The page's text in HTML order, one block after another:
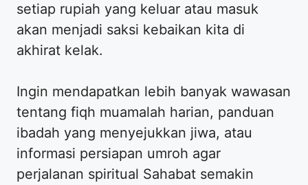
setiap rupiah yang keluar atau masuk
akan menjadi saksi kebaikan kita di
akhirat kelak.
​Ingin mendapatkan lebih banyak wawasan
tentang fiqh muamalah harian, panduan
ibadah yang menyejukkan jiwa, atau
informasi persiapan umroh agar
perjalanan spiritual Sahabat semakin